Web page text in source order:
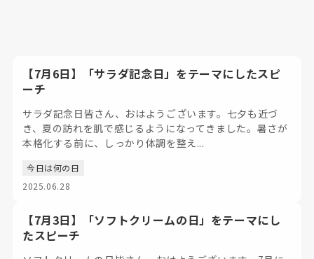
【7月6日】「サラダ記念日」をテーマにしたスピ
ーチ
サラダ記念日皆さん、おはようございます。七夕も近づ
き、夏の訪れを肌で感じるようになってきました。暑さが
本格化する前に、しっかり体調を整え...
今日は何の日
2025.06.28
【7月3日】「ソフトクリームの日」をテーマにし
たスピーチ